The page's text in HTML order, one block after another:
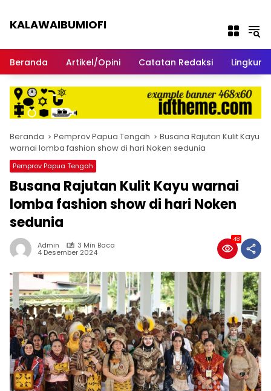
KALAWAIBUMIOFI
Beranda
Artikel/Opini Catatan Redaksi
Beranda Pemprov Papua Tengah
Busana Rajutan Kulit Kayu
warnai lomba fashion show di hari Noken sedunia
Pemprov Papua Tengah
Busana Rajutan Kulit Kayu warnai
lomba fashion show di hari Noken
sedunia
Admin 3 Min Baca
4 Desember 2024
48